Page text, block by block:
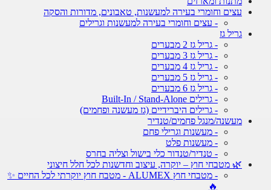
עצים וחומרי בעירה למעשנות, טאבונים, מדורות והסקה
- עצים וחומרי בעירה למעשנות וגרילים
גריל גז
- גריל גז 2 מבערים
- גריל גז 3 מבערים
- גריל גז 4 מבערים
- גריל גז 5 מבערים
- גריל גז 6 מבערים
- גרילים Built-In / Stand-Alone
- גרילים היברידיים (גז מעשנה ופחמים)
מעשנה/מנגל פחמים/טנדיר
- מעשנות וגרילי פחם
- מעשנות פלט
- טנדיר/טנדור כלי בישול וצליה בחרס
🌿 מטבחי חוץ – יוקרה, עיצוב וחדשנות לכל חלל חיצוני
- מטבחי חוץ ALUMEX - מטבח חוץ יוקרתי לכל החיים ✨